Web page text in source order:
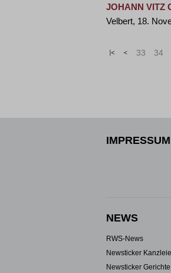
JOHANN VITZ
Velbert, 18.
« < 33 34
IMPRESSUM
NEWS
RWS-News
Newsticker
Newsticker Gerichte